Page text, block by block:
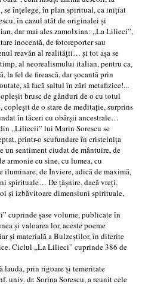
se înţelege, în plan spiritual, ca iniţiat
în cazul atât de originalei şi
dar mai ales zamolxian: ,,La Lilieci”,
inocentă, de fotoreporter sau
reavăn al realităţii… şi tot aşa se
al neorealismului italian, pentru ca,
fel de firească, dar şocantă prin
să facă saltul în zări metafizice!...
brusc de gânduri de o cu totul
copleşit de o stare de meditaţie, surprins
în tăceri cu obârşii ancestrale…
,,Liliecii” lui Marin Sorescu se
printr-o scufundare în cristelniţa
un sentiment ciudat de mântuire, de
armonie cu sine, cu lumea, cu
de Înviere, adică de maximă,
spirituale… De ţâşnire, dacă vreţi,
şi izbăvitoare dimensiuni spirituale,
şase volume, publicate în
şi valoarea lor, aceste poeme
şi materială a Bulzeştilor, în diferite
Ciclul ,,La Lilieci” cuprinde 386 de
prin rigoare şi temeritate
univ. dr. Sorina Sorescu, a reunit cele